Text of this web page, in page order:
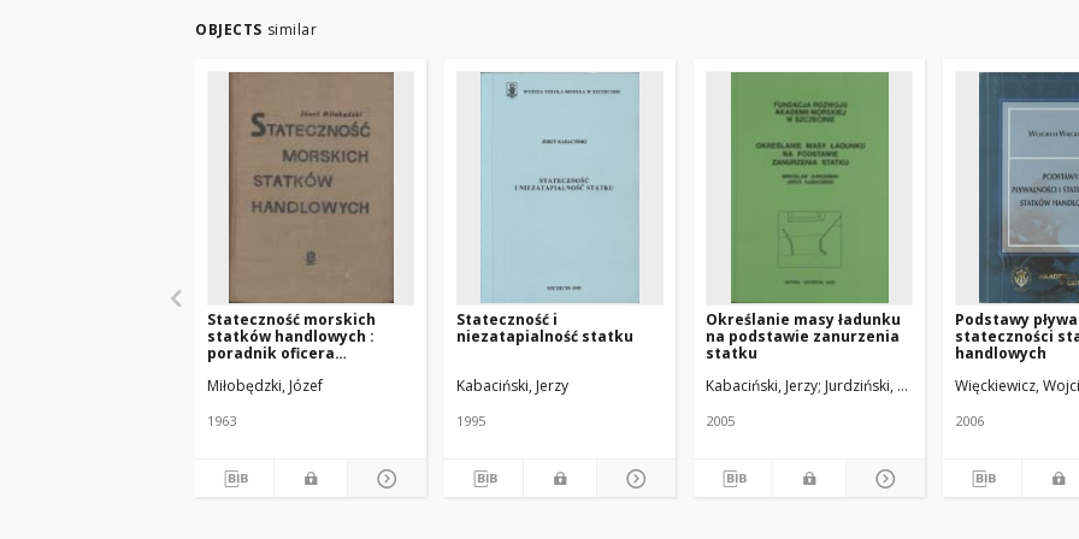
OBJECTS similar
Stateczność morskich
statków handlowych :
poradnik oficera
Miłobędzki, Józef
1963
Stateczność i
niezatapialność statku
Kabaciński, Jerzy
1995
Określanie masy ładunku
na podstawie zanurzenia
statku
Kabaciński, Jerzy Jurdziński, Mirosław
2005
Podstawy
stateczności
handlowych
Więckiewicz,
2006